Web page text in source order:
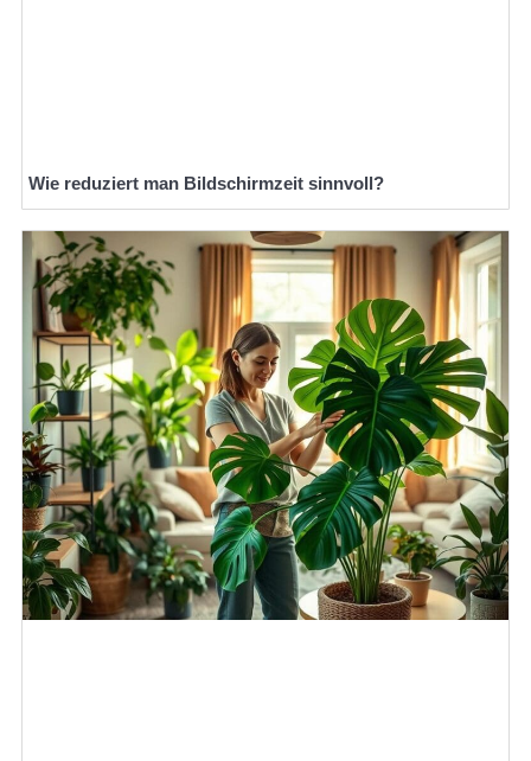
Wie reduziert man Bildschirmzeit sinnvoll?